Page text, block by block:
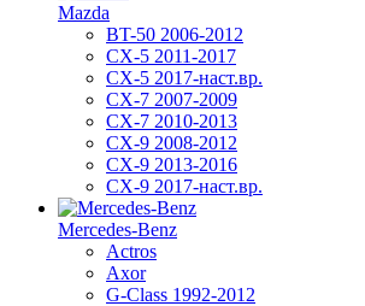
Mazda
BT-50 2006-2012
CX-5 2011-2017
CX-5 2017-наст.вр.
CX-7 2007-2009
CX-7 2010-2013
CX-9 2008-2012
CX-9 2013-2016
CX-9 2017-наст.вр.
Mercedes-Benz
Actros
Axor
G-Class 1992-2012